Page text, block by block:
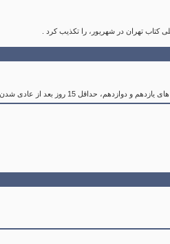
کتاب تهران در شهریور، را تکذیب کرد .
شدن شرایط کشور، حضوری برگزار می شود .